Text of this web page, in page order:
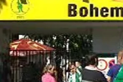
Cyklistika
DALŠÍ SPORTY